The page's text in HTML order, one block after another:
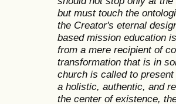
but must touch the
the Creator's eternal
based mission education
from a mere recipient of
transformation that is in
church is called to
a holistic, authentic, and
the center of existence,